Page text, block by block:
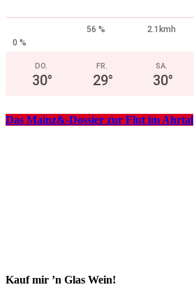
56 %
2.1kmh
0 %
DO.
30°
FR.
29°
SA.
30°
Das Mainz&-Dossier zur Flut im Ahrtal
Kauf mir ’n Glas Wein!